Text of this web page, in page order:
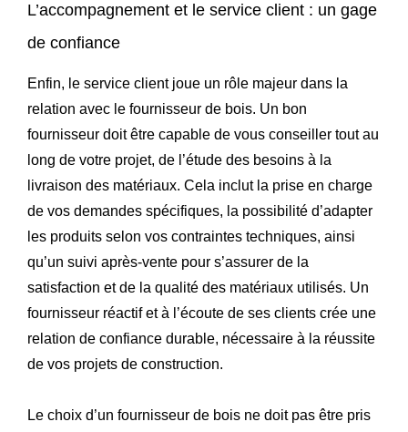
L’accompagnement et le service client : un gage
de confiance
Enfin, le service client joue un rôle majeur dans la
relation avec le fournisseur de bois. Un bon
fournisseur doit être capable de vous conseiller tout au
long de votre projet, de l’étude des besoins à la
livraison des matériaux. Cela inclut la prise en charge
de vos demandes spécifiques, la possibilité d’adapter
les produits selon vos contraintes techniques, ainsi
qu’un suivi après-vente pour s’assurer de la
satisfaction et de la qualité des matériaux utilisés. Un
fournisseur réactif et à l’écoute de ses clients crée une
relation de confiance durable, nécessaire à la réussite
de vos projets de construction.
Le choix d’un fournisseur de bois ne doit pas être pris